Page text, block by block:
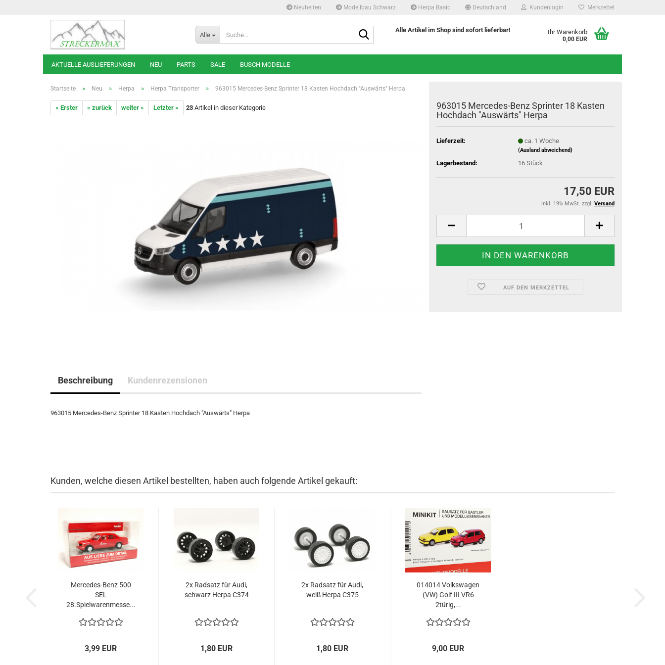
Neuheiten Modellbau Schwarz Herpa Basic Deutschland Kundenlogin Merkzettel
Alle
Alle Artikel im Shop sind sofort lieferbar! Ihr Warenkorb
0,00 EUR
AKTUELLE AUSLIEFERUNGEN NEU PARTS SALE BUSCH MODELLE
Startseite » Neu » Herpa » Herpa Transporter » 963015 Mercedes-Benz Sprinter 18 Kasten Hochdach "Auswärts" Herpa
« Erster « zurück weiter » Letzter » 23 Artikel in dieser Kategorie
963015 Mercedes-Benz Sprinter 18 Kasten
Hochdach "Auswärts" Herpa
Lieferzeit: ca. 1 Woche
(Ausland abweichend)
Lagerbestand: 16 Stück
17,50 EUR
inkl. 19% MwSt. zzgl. Versand
AUF DEN MERKZETTEL
Beschreibung Kundenrezensionen
963015 Mercedes-Benz Sprinter 18 Kasten Hochdach "Auswärts" Herpa
Kunden, welche diesen Artikel bestellten, haben auch folgende Artikel gekauft:
Mercedes-Benz 500
SEL
28.Spielwarenmesse...
3,99 EUR
2x Radsatz für Audi,
schwarz Herpa C374
1,80 EUR
2x Radsatz für Audi,
weiß Herpa C375
1,80 EUR
014014 Volkswagen
(VW) Golf III VR6
2türig,...
9,00 EUR